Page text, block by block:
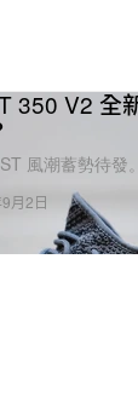
350 V2 全
風潮蓄勢待發。
月2日